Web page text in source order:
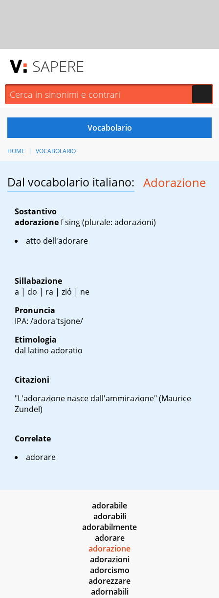
SAPERE
HOME VOCABOLARIO
Dal vocabolario italiano: Adorazione
Sostantivo
adorazionef sing(plurale: adorazioni)
atto dell'adorare
Sillabazione
a | do | ra | zió | ne
Pronuncia
IPA: /adora'tsjone/
Etimologia
dal latino adoratio
Citazioni
"L'adorazione nasce dall'ammirazione" (Maurice
Zundel)
Correlate
adorare
adorabile
adorabili
adorabilmente
adorare
adorazione
adorazioni
adorcismo
adorezzare
adornabili